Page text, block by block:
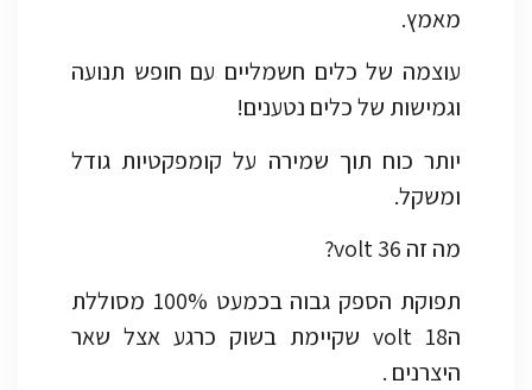
מאמץ.
עוצמה של כלים חשמליים עם חופש תנועה
וגמישות של כלים נטענים!
יותר כוח תוך שמירה על קומפקטיות גודל
ומשקל.
מה זה 36 volt?
תפוקת הספק גבוה בכמעט 100% מסוללת
ה18 volt שקיימת בשוק כרגע אצל שאר
היצרנים .